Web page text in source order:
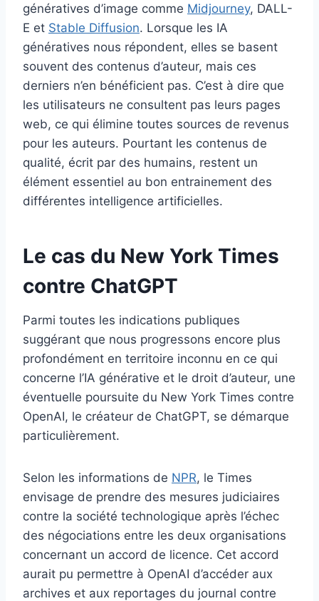
génératives d’image comme Midjourney, DALL-
E et Stable Diffusion. Lorsque les IA
génératives nous répondent, elles se basent
souvent des contenus d’auteur, mais ces
derniers n’en bénéficient pas. C’est à dire que
les utilisateurs ne consultent pas leurs pages
web, ce qui élimine toutes sources de revenus
pour les auteurs. Pourtant les contenus de
qualité, écrit par des humains, restent un
élément essentiel au bon entrainement des
différentes intelligence artificielles.
Le cas du New York Times
contre ChatGPT
Parmi toutes les indications publiques
suggérant que nous progressons encore plus
profondément en territoire inconnu en ce qui
concerne l’IA générative et le droit d’auteur, une
éventuelle poursuite du New York Times contre
OpenAI, le créateur de ChatGPT, se démarque
particulièrement.
Selon les informations de NPR, le Times
envisage de prendre des mesures judiciaires
contre la société technologique après l’échec
des négociations entre les deux organisations
concernant un accord de licence. Cet accord
aurait pu permettre à OpenAI d’accéder aux
archives et aux reportages du journal contre